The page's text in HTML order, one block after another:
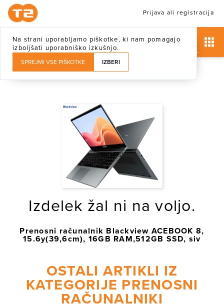
Na strani uporabljamo piškotke, ki nam pomagajo
izboljšati uporabniško izkušnjo.
SPREJMI VSE PIŠKOTKE IZBERI
Prijava ali registracija
Izdelek žal ni na voljo.
Prenosni računalnik Blackview ACEBOOK 8,
15.6y(39,6cm), 16GB RAM,512GB SSD, siv
OSTALI ARTIKLI IZ
KATEGORIJE PRENOSNI
RAČUNALNIKI